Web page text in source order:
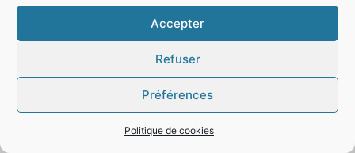
Accepter
Refuser
Préférences
Politique de cookies